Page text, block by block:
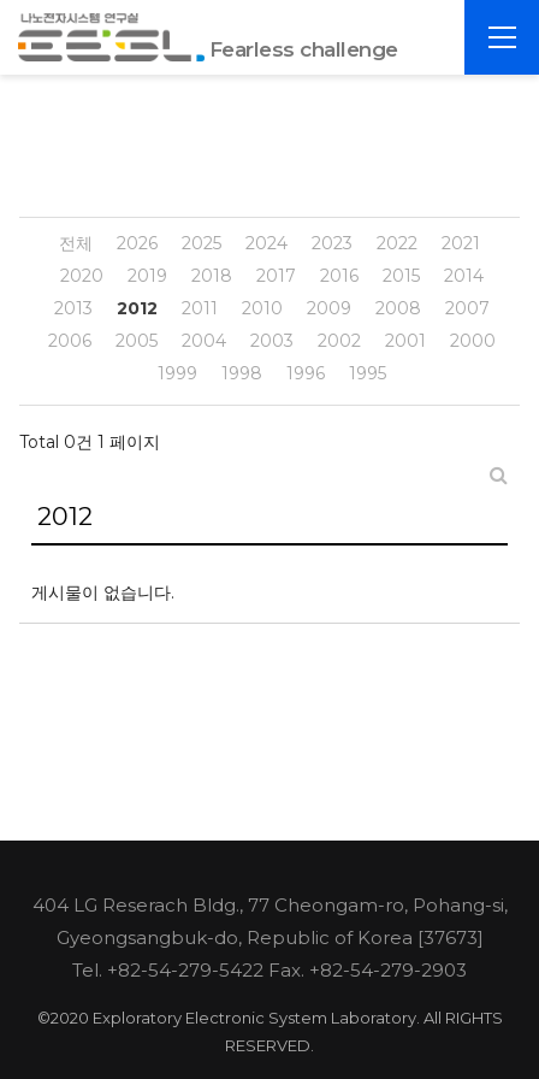
포
항
Fearless challenge
전
전체 2026 2025 2024 2023 2022
2021
2020
2019 2018 2017 2016 2015
2014
2013
2012 2011 2010 2009 2008
2007
2006
2005 2004 2003 2002 2001
2000
1999
1998 1996 1995
Total 0건 1 페이지
2012
게시물이 없습니다.
404 LG Reserach Bldg., 77 Cheongam-ro, Pohang-si,
Gyeongsangbuk-do, Republic of Korea [37673]
Tel. +82-54-279-5422 Fax. +82-54-279-2903
©2020 Exploratory Electronic System Laboratory. All RIGHTS
RESERVED.